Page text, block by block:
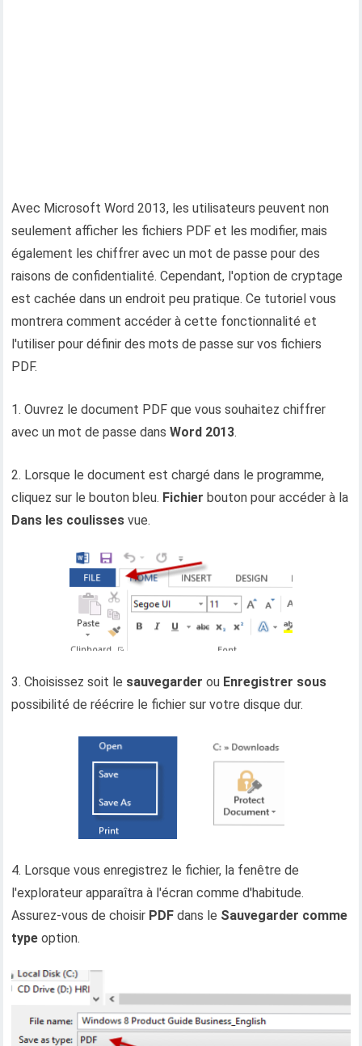
Avec Microsoft Word 2013, les utilisateurs peuvent non
seulement afficher les fichiers PDF et les modifier, mais
également les chiffrer avec un mot de passe pour des
raisons de confidentialité. Cependant, l'option de cryptage
est cachée dans un endroit peu pratique. Ce tutoriel vous
montrera comment accéder à cette fonctionnalité et
l'utiliser pour définir des mots de passe sur vos fichiers
PDF.
1. Ouvrez le document PDF que vous souhaitez chiffrer
avec un mot de passe dansWord 2013.
2. Lorsque le document est chargé dans le programme,
cliquez sur le bouton bleu. Fichier bouton pour accéder à la
Dans les coulisses vue.
3. Choisissez soit le sauvegarder ou Enregistrer sous
possibilité de réécrire le fichier sur votre disque dur.
4. Lorsque vous enregistrez le fichier, la fenêtre de
l'explorateur apparaîtra à l'écran comme d'habitude.
Assurez-vous de choisir PDF dans le Sauvegarder comme
type option.